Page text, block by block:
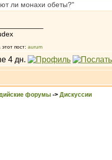
ли монахи обеты?"
пост: aurum
форумы -> Дискуссии